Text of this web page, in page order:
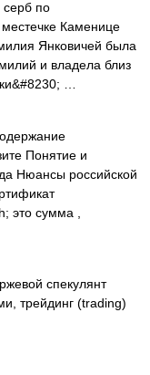
по
Каменице
Янковичей была
и владела близ
…
Понятие и
Нюансы российской
это сумма ,
спекулянт
трейдинг (trading)